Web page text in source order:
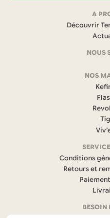
coordonnées
A
Découvrir
NOUS
s
NOS
Conditions
Retours et
BESOIN